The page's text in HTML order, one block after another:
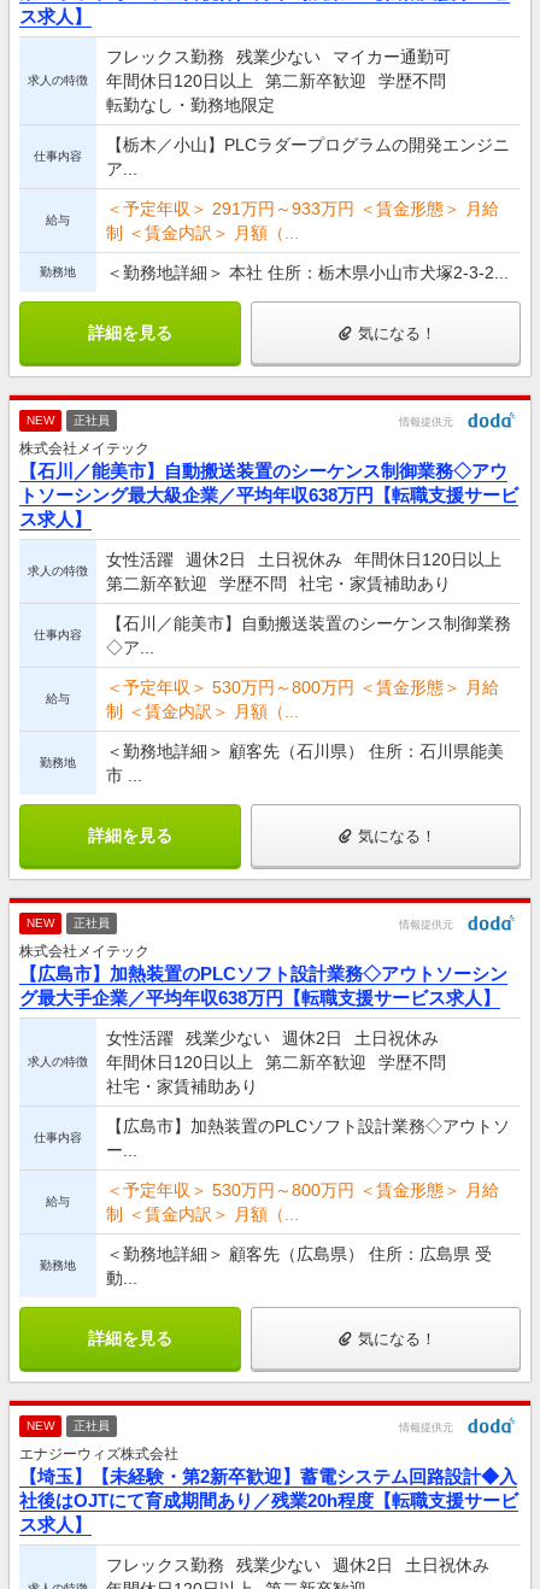
ス求人】
求人の特徴
フレックス勤務 残業少ない
マイカー通勤可
年間休日120日以上
第二新卒歓迎
学歴不問
転勤なし・勤務地限定
仕事内容
【栃木／小山】PLCラダープログラムの開発エンジニ
ア...
給与
＜予定年収＞ 291万円～933万円 ＜賃金形態＞ 月給
制 ＜賃金内訳＞ 月額（...
勤務地 ＜勤務地詳細＞ 本社 住所：栃木県小山市犬塚2-3-2...
詳細を見る 気になる！
NEW 正社員 情報提供元
株式会社メイテック
【石川／能美市】自動搬送装置のシーケンス制御業務◇アウ
トソーシング最大級企業／平均年収638万円【転職支援サービ
ス求人】
求人の特徴
女性活躍 週休2日 土日祝休み
年間休日120日以上
第二新卒歓迎
学歴不問 社宅・家賃補助あり
仕事内容
【石川／能美市】自動搬送装置のシーケンス制御業務
◇ア...
給与
＜予定年収＞ 530万円～800万円 ＜賃金形態＞ 月給
制 ＜賃金内訳＞ 月額（...
勤務地
＜勤務地詳細＞ 顧客先（石川県） 住所：石川県能美
市 ...
詳細を見る 気になる！
NEW 正社員 情報提供元
株式会社メイテック
【広島市】加熱装置のPLCソフト設計業務◇アウトソーシン
グ最大手企業／平均年収638万円【転職支援サービス求人】
求人の特徴
女性活躍 残業少ない 週休2日
土日祝休み
年間休日120日以上
第二新卒歓迎
学歴不問
社宅・家賃補助あり
仕事内容
【広島市】加熱装置のPLCソフト設計業務◇アウトソ
ー...
給与
＜予定年収＞ 530万円～800万円 ＜賃金形態＞ 月給
制 ＜賃金内訳＞ 月額（...
勤務地
＜勤務地詳細＞ 顧客先（広島県） 住所：広島県 受
動...
詳細を見る 気になる！
NEW 正社員 情報提供元
エナジーウィズ株式会社
【埼玉】【未経験・第2新卒歓迎】蓄電システム回路設計◆入
社後はOJTにて育成期間あり／残業20h程度【転職支援サービ
ス求人】
フレックス勤務 残業少ない 週休2日
土日祝休み